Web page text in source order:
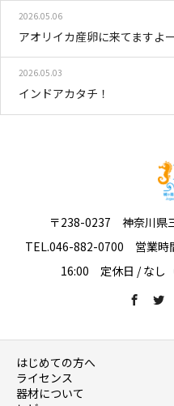
2026.05.06
アオリイカ産卵に来てますよ
2026.05.03
インドアカタチ！
〒238-0237 神奈川県
TEL.046-882-0700 営業時
16:00 定休日 / なし
はじめての方へ
ライセンス
器材について